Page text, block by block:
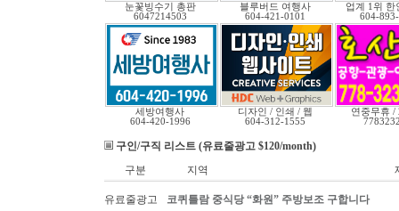
눈꽃빙수기 총판
6047214503
블루버드 여행사
604-421-0101
업계 1위 한
604-
세방여행사
604-420-1996
디자인 / 인쇄 / 웹
604-312-1555
연중무휴 /
구인/구직 리스트 (유료줄광고 $120/month)
구분
지역
유료줄광고 코퀴틀람 중식당 “화원” 주방보조 구합니다